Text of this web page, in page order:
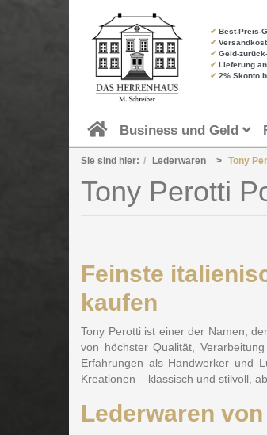
✔ Best-Preis-
✔
✔ Geld-
✔ Lieferung
✔ 2% Skonto
Business und Geld
Sie sind hier: Lederwaren Tony
Tony Perotti
Feinste
kaufen
Tony Perotti ist einer der Namen,
von höchster Qualität,
Erfahrungen als Handwerker und
Kreationen – klassisch und stilvoll,
Lederwaren